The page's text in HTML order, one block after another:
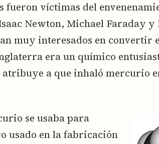
fueron víctimas del
Newton, Michael Faraday y
muy interesados en convertir
era un químico
atribuye a que inhaló mercurio
se usaba para
usado en la fabricación